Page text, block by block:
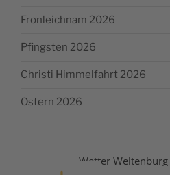
Fronleichnam 2026
Pfingsten 2026
Christi Himmelfahrt 2026
Ostern 2026
Wetter Weltenburg